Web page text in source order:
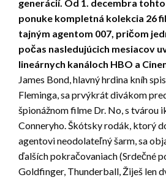
generácií. Od 1. decembra
ponuke kompletná kolekcia 26
tajným agentom 007, pričom
počas nasledujúcich mesiacov
lineárnych kanáloch HBO a
James Bond, hlavný hrdina kníh
Fleminga, sa prvýkrát divákom
špionážnom filme Dr. No, s tvárou
Conneryho. Škótsky rodák, ktorý
agentovi neodolateľný šarm, sa
ďalších pokračovaniach (Srdečné
Goldfinger, Thunderball, Žiješ len